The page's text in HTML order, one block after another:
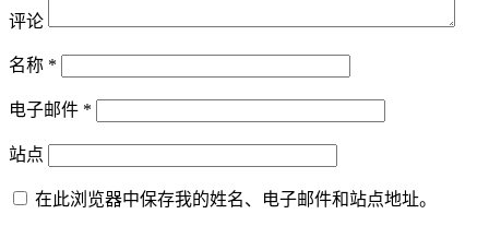
评论
名称 *
电子邮件 *
站点
在此浏览器中保存我的姓名、电子邮件和站点地址。